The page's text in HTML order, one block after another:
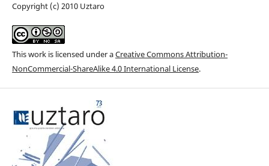
Copyright (c) 2010 Uztaro
This work is licensed under aCreative Commons Attribution-
NonCommercial-ShareAlike 4.0 International License.